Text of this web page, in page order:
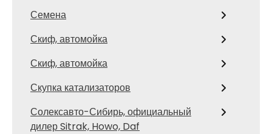
Семена
Скиф, автомойка
Скиф, автомойка
Скупка катализаторов
Солексавто-Сибирь, официальный
дилер Sitrak, Howo, Daf